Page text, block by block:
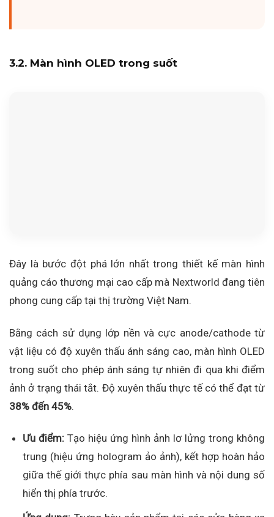
3.2. Màn hình OLED trong suốt
Đây là bước đột phá lớn nhất trong thiết kế màn hình
quảng cáo thương mại cao cấp mà Nextworld đang tiên
phong cung cấp tại thị trường Việt Nam.
Bằng cách sử dụng lớp nền và cực anode/cathode từ
vật liệu có độ xuyên thấu ánh sáng cao, màn hình OLED
trong suốt cho phép ánh sáng tự nhiên đi qua khi điểm
ảnh ở trạng thái tắt. Độ xuyên thấu thực tế có thể đạt từ
38% đến 45%.
Ưu điểm: Tạo hiệu ứng hình ảnh lơ lửng trong không
trung (hiệu ứng hologram ảo ảnh), kết hợp hoàn hảo
giữa thế giới thực phía sau màn hình và nội dung số
hiển thị phía trước.